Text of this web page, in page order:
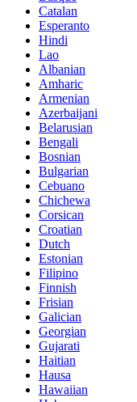
Catalan
Esperanto
Hindi
Lao
Albanian
Amharic
Armenian
Azerbaijani
Belarusian
Bengali
Bosnian
Bulgarian
Cebuano
Chichewa
Corsican
Croatian
Dutch
Estonian
Filipino
Finnish
Frisian
Galician
Georgian
Gujarati
Haitian
Hausa
Hawaiian